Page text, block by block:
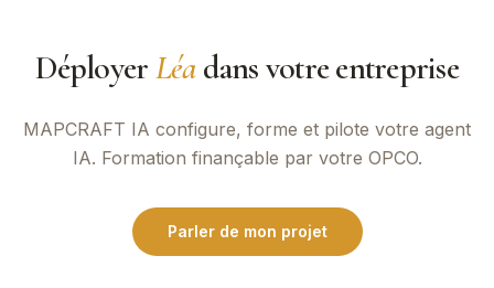
DéployerLéadans votre entreprise
MAPCRAFT IA configure, forme et pilote votre agent
IA. Formation finançable par votre OPCO.
Parler de mon projet